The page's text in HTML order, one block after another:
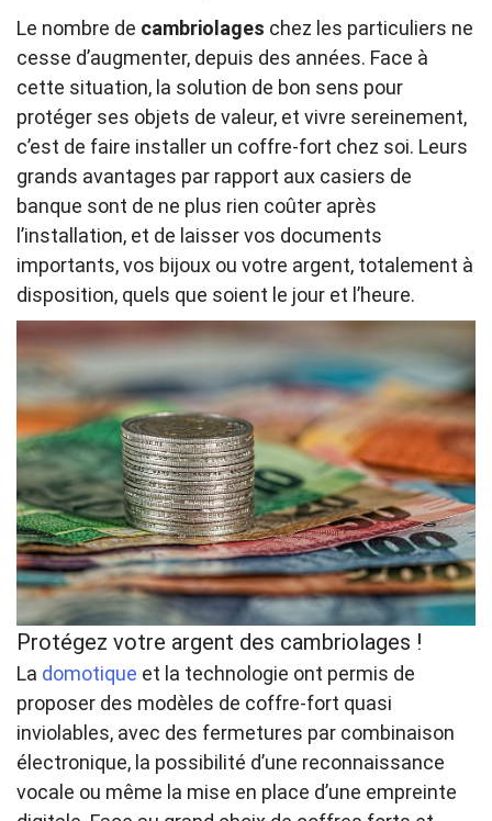
Le nombre de cambriolages chez les particuliers ne
cesse d’augmenter, depuis des années. Face à
cette situation, la solution de bon sens pour
protéger ses objets de valeur, et vivre sereinement,
c’est de faire installer un coffre-fort chez soi. Leurs
grands avantages par rapport aux casiers de
banque sont de ne plus rien coûter après
l’installation, et de laisser vos documents
importants, vos bijoux ou votre argent, totalement à
disposition, quels que soient le jour et l’heure.
Protégez votre argent des cambriolages !
La domotique et la technologie ont permis de
proposer des modèles de coffre-fort quasi
inviolables, avec des fermetures par combinaison
électronique, la possibilité d’une reconnaissance
vocale ou même la mise en place d’une empreinte